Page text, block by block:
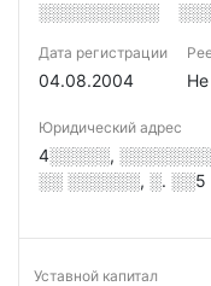
░░░░░░░░░░
Дата регистрации
04.08.2004 Не
Юридический адрес
4░░░░░,
░░ ░░░░░░, ░. ░░5
Уставной капитал